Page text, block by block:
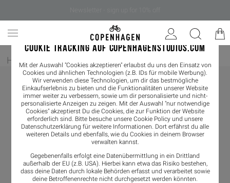
COOKIE TRACKING AUF COPENHAGENSTUDIOS.COM
Mit der Auswahl "Cookies akzeptieren" erlaubst du uns den Einsatz von
Cookies und ähnlichen Technologien (z.B. IDs für mobile Werbung).
Wir verwenden diese Technologien, um dir das bestmögliche
Einkaufserlebnis zu bieten und die Funktionalitäten unserer Website
immer weiter zu verbessern, sowie um dir personalisierte und nicht-
personalisierte Anzeigen zu zeigen. Mit der Auswahl "nur notwendige
Cookies" akzeptierst Du die Cookies, die zur Funktion der Website
erforderlich sind. Bitte besuche unsere Cookie Policy und unsere
Datenschutzerklärung für weitere Informationen. Dort erfährst du alle
weiteren Details und ebenfalls, wie du Cookies in deinem Browser
verwalten kannst.
Gegebenenfalls erfolgt eine Datenübermittlung in ein Drittland
außerhalb der EU (z.B. USA). Hierbei kann etwa das Risiko bestehen,
dass deine Daten durch lokale Behörden erfasst und verarbeitet sowie
deine Betroffenenrechte nicht durchgesetzt werden könnten.
Home / Herren/ Loafer